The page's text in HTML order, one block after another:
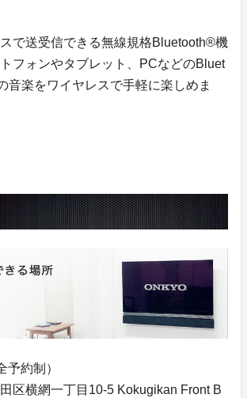
で送受信できる無線規格Bluetooth®機
フォンやタブレット、PCなどのBluet
音楽をワイヤレスで手軽に楽しめま
予約制）
区横網一丁目10-5 Kokugikan Front B